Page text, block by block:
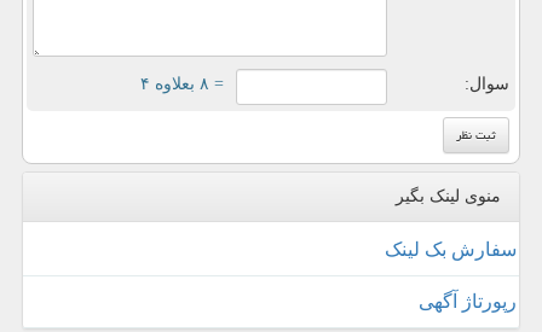
سوال: = ۸ بعلاوه ۴
منوی لینک بگیر
سفارش بک لینک
رپورتاژ آگهی